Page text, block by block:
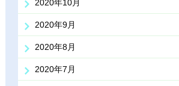
2020年10月
2020年9月
2020年8月
2020年7月